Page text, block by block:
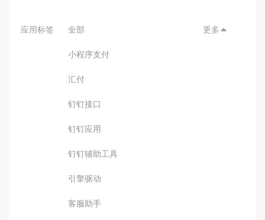
应用标签 全部
小程序支付
汇付
钉钉接口
钉钉应用
钉钉辅助工具
引擎驱动
客服助手
更多 